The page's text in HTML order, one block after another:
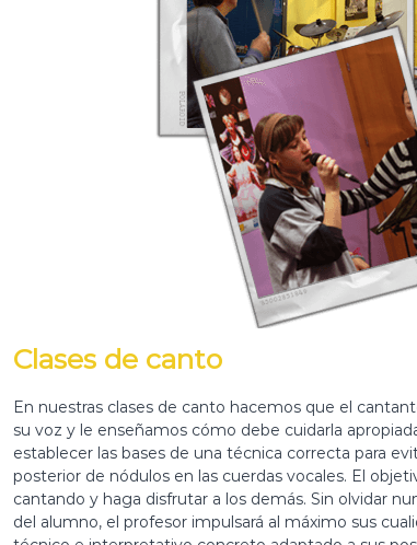
Clases de canto
En nuestras clases de canto hacemos que el
su voz y le enseñamos cómo debe cuidarla
establecer las bases de una técnica correcta para
posterior de nódulos en las cuerdas vocales. El
cantando y haga disfrutar a los demás. Sin olvidar
del alumno, el profesor impulsará al máximo sus